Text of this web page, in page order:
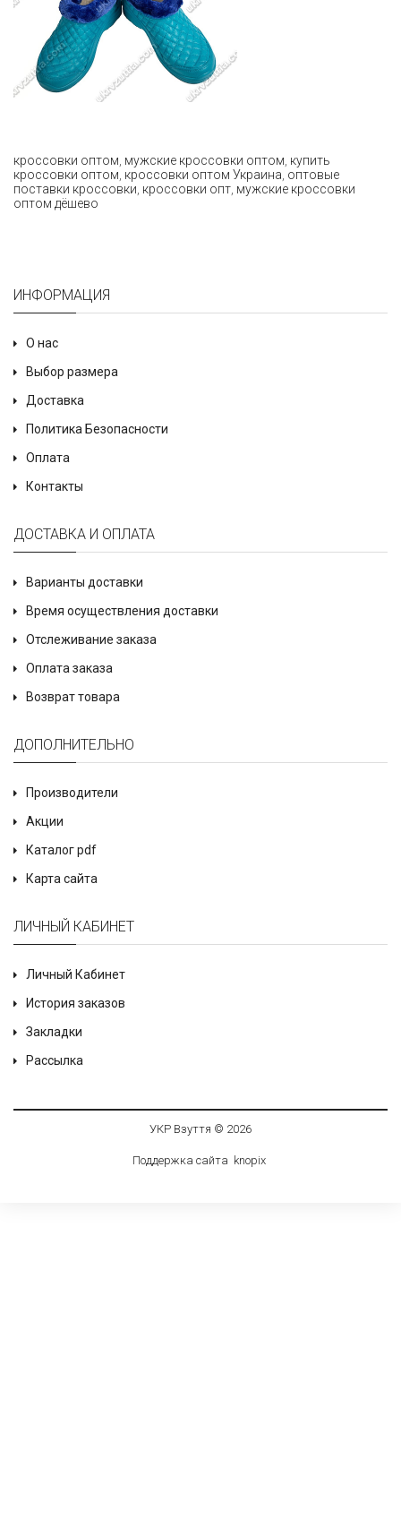
кроссовки оптом мужские кроссовки оптом купить
кроссовки оптом кроссовки оптом Украина оптовые
поставки кроссовки кроссовки опт мужские кроссовки
оптом дёшево
ИНФОРМАЦИЯ
О нас
Выбор размера
Доставка
Политика Безопасности
Оплата
Контакты
ДОСТАВКА И ОПЛАТА
Варианты доставки
Время осуществления доставки
Отслеживание заказа
Оплата заказа
Возврат товара
ДОПОЛНИТЕЛЬНО
Производители
Акции
Каталог pdf
Карта сайта
ЛИЧНЫЙ КАБИНЕТ
Личный Кабинет
История заказов
Закладки
Рассылка
УКР Взуття © 2026
Поддержка сайта knopix